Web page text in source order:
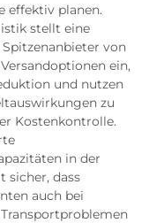
effektiv planen.
stellt eine
von
ein,
und nutzen
zu
Kostenkontrolle.
in der
sicher, dass
auch bei